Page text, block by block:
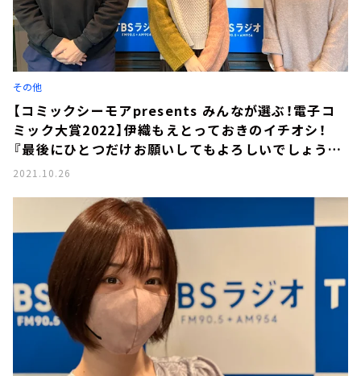
その他
【コミックシーモアpresents みんなが選ぶ！電子コ
ミック大賞2022】伊織もえとっておきのイチオシ！
『最後にひとつだけお願いしてもよろしいでしょう
か』を読むべし。
2021.10.26